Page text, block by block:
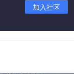
定表之间的分区 键
加入社区